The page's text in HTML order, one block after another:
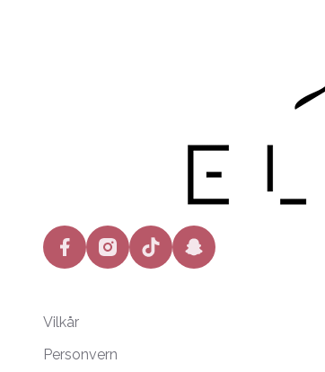
facebookinstagramtiktok snapchat
Vilkår
Personvern